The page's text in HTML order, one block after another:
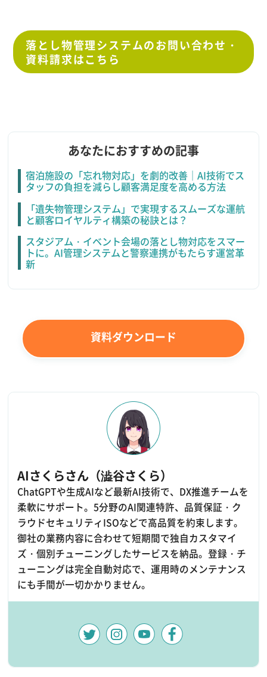
落とし物管理システムのお問い合わせ・
資料請求はこちら
あなたにおすすめの記事
宿泊施設の「忘れ物対応」を劇的改善｜AI技術でス
タッフの負担を減らし顧客満足度を高める方法
「遺失物管理システム」で実現するスムーズな運航
と顧客ロイヤルティ構築の秘訣とは？
スタジアム・イベント会場の落とし物対応をスマー
トに。AI管理システムと警察連携がもたらす運営革
新
資料ダウンロード
AIさくらさん（澁谷さくら）
ChatGPTや生成AIなど最新AI技術で、DX推進チームを
柔軟にサポート。5分野のAI関連特許、品質保証・ク
ラウドセキュリティISOなどで高品質を約束します。
御社の業務内容に合わせて短期間で独自カスタマイ
ズ・個別チューニングしたサービスを納品。登録・チ
ューニングは完全自動対応で、運用時のメンテナンス
にも手間が一切かかりません。